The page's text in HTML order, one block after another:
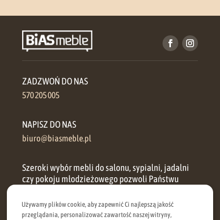
ZADZWOŃ DO NAS
570 205 005
NAPISZ DO NAS
biuro@biasmeble.pl
Szeroki wybór mebli do salonu, sypialni, jadalni
czy pokoju młodzieżowego pozwoli Państwu
Oferujemy zarówno meble klasyczne, jak i meble
Używamy plików cookie, aby zapewnić Ci najlepszą jakość
przeglądania, personalizować zawartość naszej witryny,